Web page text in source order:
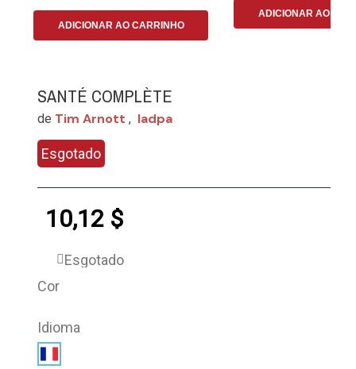
ADICIONAR AO CARRINHO
ADICIONAR AO
SANTÉ COMPLÈTE
de Tim Arnott , Iadpa
Esgotado
10,12 $
Esgotado
Cor
Idioma